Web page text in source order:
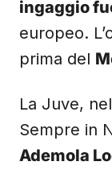
ingaggio
europeo.
prima del
La Juve,
Sempre in
Ademola